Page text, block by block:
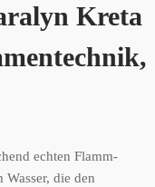
Kreta
echten Flamm-
die den